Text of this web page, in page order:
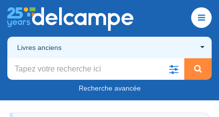
Livres anciens
Recherche avancée